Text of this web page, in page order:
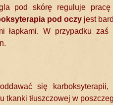
pod skórę reguluje
pod oczy jest
łapkami. W przypadku zaś
się karboksyterapii,
tłuszczowej w